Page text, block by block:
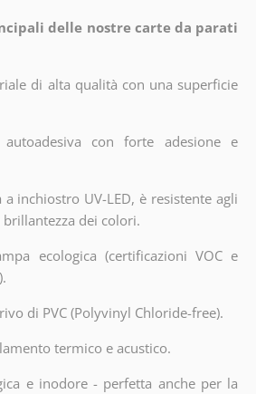
delle nostre carte da parati
di alta qualità con una superficie
con forte adesione e
a inchiostro UV-LED, è resistente agli
dei colori.
ecologica (certificazioni VOC e
di PVC (Polyvinyl Chloride-free).
termico e acustico.
e inodore - perfetta anche per la